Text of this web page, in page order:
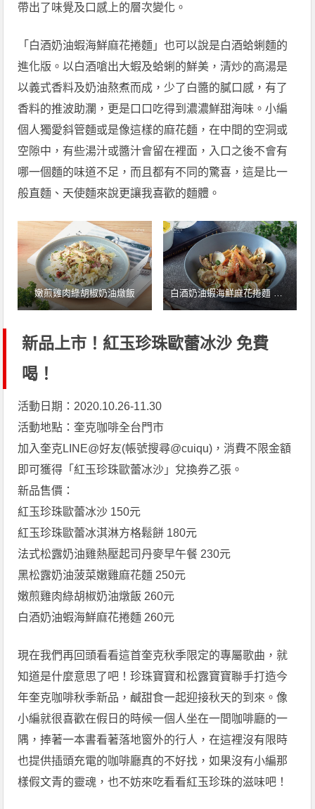
帶出了味覺及口感上的層次變化。
「白酒奶油蝦海鮮麻花捲麵」也可以說是白酒蛤蜊麵的
進化版。以白酒嗆出大蝦及蛤蜊的鮮美，清炒的高湯是
以義式香料及奶油熬煮而成，少了白醬的膩口感，有了
香料的推波助瀾，更是口口吃得到濃濃鮮甜海味。小編
個人獨愛斜管麵或是像這樣的麻花麵，在中間的空洞或
空隙中，有些湯汁或醬汁會留在裡面，入口之後不會有
哪一個麵的味道不足，而且都有不同的驚喜，這是比一
般直麵、天使麵來說更讓我喜歡的麵體。
嫩煎雞肉綠胡椒奶油燉飯 白酒奶油蝦海鮮麻花捲麵 圖 /
新品上市！紅玉珍珠歐蕾冰沙 免費
喝！
活動日期：2020.10.26-11.30
活動地點：奎克咖啡全台門市
加入奎克LINE@好友(帳號搜尋@cuiqu)，消費不限金額
即可獲得「紅玉珍珠歐蕾冰沙」兌換券乙張。
新品售價：
紅玉珍珠歐蕾冰沙 150元
紅玉珍珠歐蕾冰淇淋方格鬆餅 180元
法式松露奶油雞熱壓起司丹麥早午餐 230元
黑松露奶油菠菜嫩雞麻花麵 250元
嫩煎雞肉綠胡椒奶油燉飯 260元
白酒奶油蝦海鮮麻花捲麵 260元
現在我們再回頭看看這首奎克秋季限定的專屬歌曲，就
知道是什麼意思了吧！珍珠寶寶和松露寶寶聯手打造今
年奎克咖啡秋季新品，鹹甜食一起迎接秋天的到來。像
小編就很喜歡在假日的時候一個人坐在一間咖啡廳的一
隅，捧著一本書看著落地窗外的行人，在這裡沒有限時
也提供插頭充電的咖啡廳真的不好找，如果沒有小編那
樣假文青的靈魂，也不妨來吃看看紅玉珍珠的滋味吧！